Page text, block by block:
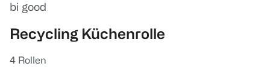
bi good
Recycling Küchenrolle
4 Rollen